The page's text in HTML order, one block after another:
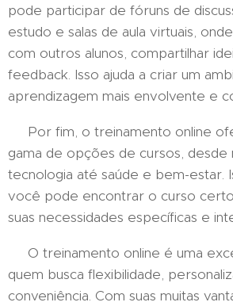
pode participar de fóruns de
estudo e salas de aula virtuais,
com outros alunos, compartilhar
feedback. Isso ajuda a criar um
aprendizagem mais envolvente e
Por fim, o treinamento online
gama de opções de cursos, desde
tecnologia até saúde e bem-estar.
você pode encontrar o curso
suas necessidades específicas e
O treinamento online é uma
quem busca flexibilidade,
conveniência. Com suas muitas